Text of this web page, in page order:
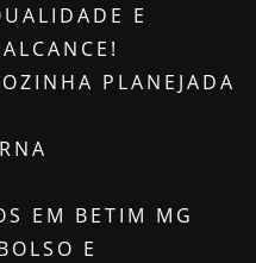
E
PLANEJADA
EM BETIM MG
E